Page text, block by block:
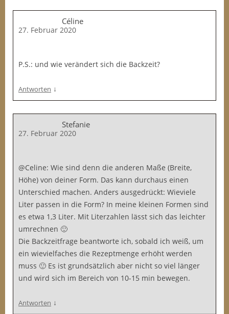
Céline
27. Februar 2020
P.S.: und wie verändert sich die Backzeit?
Antworten ↓
Stefanie
27. Februar 2020
@Celine: Wie sind denn die anderen Maße (Breite,
Höhe) von deiner Form. Das kann durchaus einen
Unterschied machen. Anders ausgedrückt: Wieviele
Liter passen in die Form? In meine kleinen Formen sind
es etwa 1,3 Liter. Mit Literzahlen lässt sich das leichter
umrechnen 🙂
Die Backzeitfrage beantworte ich, sobald ich weiß, um
ein wievielfaches die Rezeptmenge erhöht werden
muss 🙂 Es ist grundsätzlich aber nicht so viel länger
und wird sich im Bereich von 10-15 min bewegen.
Antworten ↓